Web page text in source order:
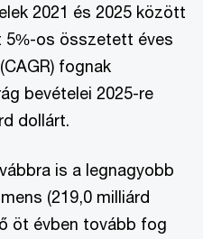
2021 és 2025 között
5%-os összetett éves
fognak
bevételei 2025-re
dollárt.
is a legnagyobb
(219,0 milliárd
öt évben tovább fog